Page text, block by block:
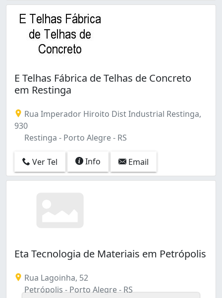
E Telhas Fábrica de Telhas de Concreto
em Restinga
Rua Imperador Hiroito Dist Industrial Restinga,
930
Restinga - Porto Alegre - RS
Ver Tel Info Email
Eta Tecnologia de Materiais em Petrópolis
Rua Lagoinha, 52
Petrópolis - Porto Alegre - RS